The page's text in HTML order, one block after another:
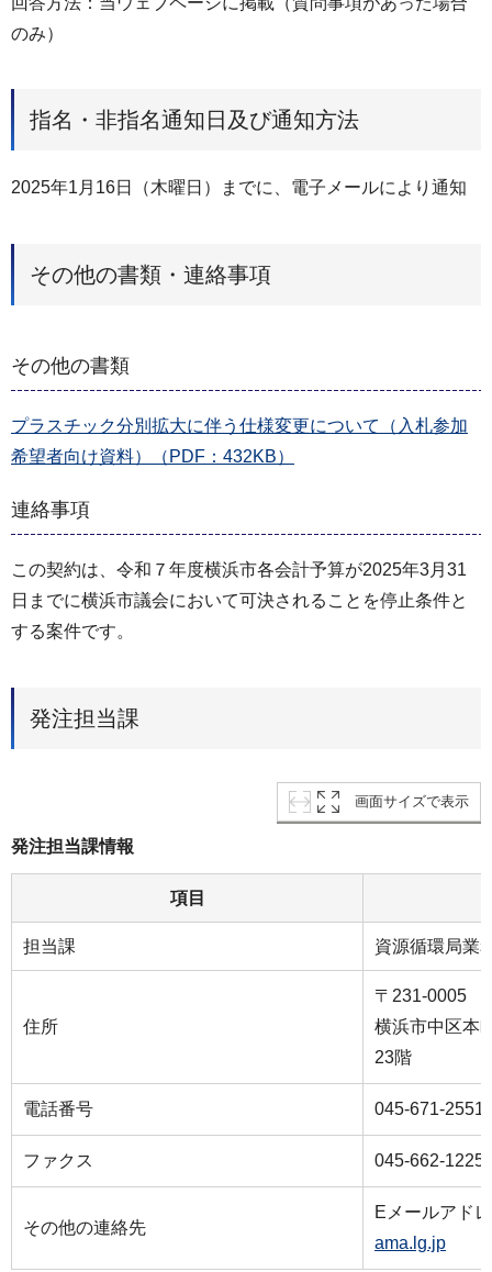
のみ）
指名・非指名通知日及び通知方法
2025年1月16日（木曜日）までに、電子メールにより通知
その他の書類・連絡事項
その他の書類
プラスチック分別拡大に伴う仕様変更について（入札参加
希望者向け資料）（PDF：432KB）
連絡事項
この契約は、令和７年度横浜市各会計予算が2025年3月31
日までに横浜市議会において可決されることを停止条件と
する案件です。
発注担当課
画面サイズで表示
発注担当課情報
項目
担当課 資源循環局業
住所
〒231-0005
横浜市中区本
23階
電話番号 045-671-2551
ファクス 045-662-1225
その他の連絡先
Eメールアド
ama.lg.jp